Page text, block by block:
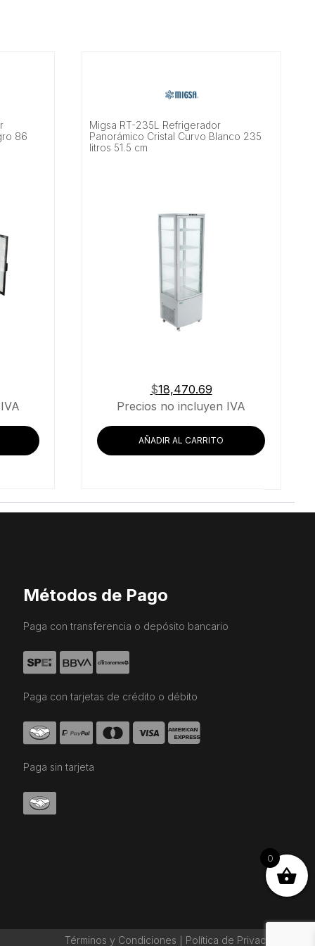
86
Migsa RT-235L Refrigerador
Panorámico Cristal Curvo Blanco 235
litros 51.5 cm
$18,470.69
Precios no incluyen IVA
AÑADIR AL CARRITO
Métodos de Pago
Paga con transferencia o depósito bancario
Paga con tarjetas de crédito o débito
Paga sin tarjeta
Términos y Condiciones Política de Privaciadad
0